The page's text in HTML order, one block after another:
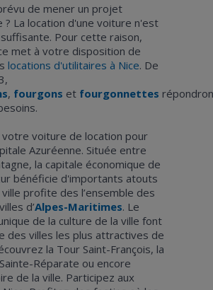
de mener un projet
? La location d'une voiture n'est
Pour cette raison,
met à votre disposition de
locations d'utilitaires à Nice. De
, fourgons et fourgonnettes
voiture de location pour
Azuréenne. Située entre
la capitale économique de
bénéficie d'importants atouts
profite des l’ensemble des
d’Alpes-Maritimes. Le
de la culture de la ville font
des villes les plus attractives de
la Tour Saint-François, la
Réparate ou encore
de la ville. Participez aux